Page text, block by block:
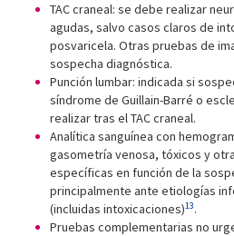
TAC craneal: se debe realizar
agudas, salvo casos claros de
posvaricela. Otras pruebas de
sospecha diagnóstica.
Punción lumbar: indicada si
síndrome de Guillain-Barré o
realizar tras el TAC craneal.
Analítica sanguínea con
gasometría venosa, tóxicos y
específicas en función de la
principalmente ante etiologías
(incluidas intoxicaciones)13.
Pruebas complementarias no